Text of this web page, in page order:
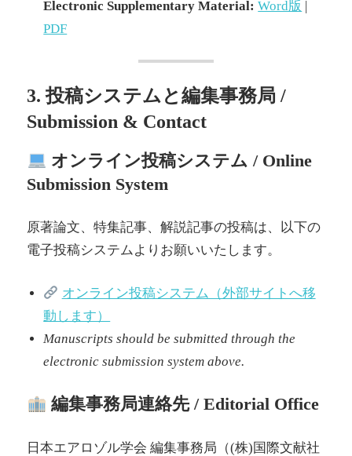
Electronic Supplementary Material: Word版 |
PDF
3. 投稿システムと編集事務局 /
Submission & Contact
オンライン投稿システム / Online
Submission System
原著論文、特集記事、解説記事の投稿は、以下の
電子投稿システムよりお願いいたします。
オンライン投稿システム（外部サイトへ移
動します）
Manuscripts should be submitted through the
electronic submission system above.
編集事務局連絡先 / Editorial Office
日本エアロゾル学会 編集事務局（(株)国際文献社